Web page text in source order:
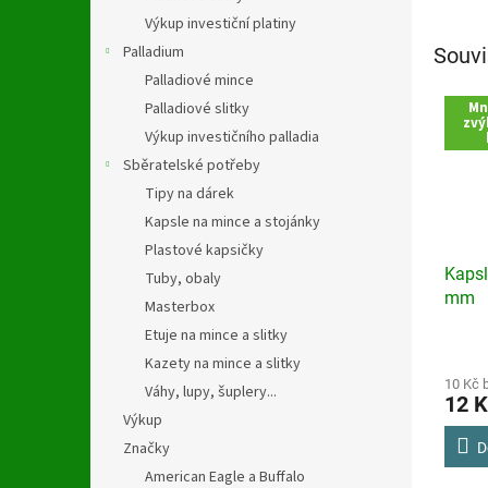
Výkup investiční platiny
Palladium
Palladiové mince
Palladiové slitky
Výkup investičního palladia
Sběratelské potřeby
Tipy na dárek
Kapsle na mince a stojánky
Plastové kapsičky
Tuby, obaly
Masterbox
Etuje na mince a slitky
Kazety na mince a slitky
Váhy, lupy, šuplery...
Výkup
Značky
American Eagle a Buffalo
mm
je
4,3
5
10 Kč
12